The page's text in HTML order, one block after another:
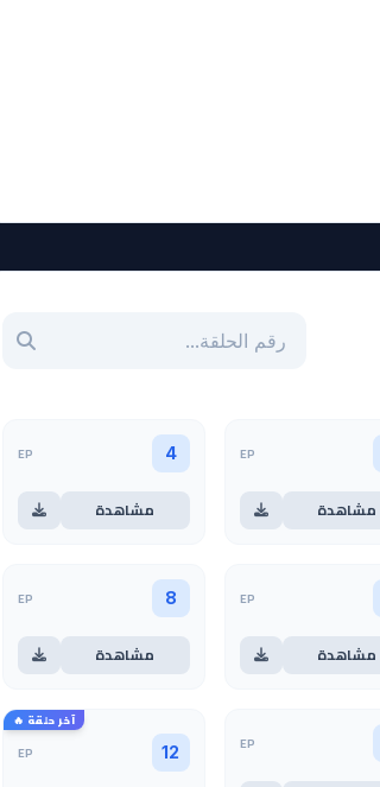
بحث عن حلقة بالرقم
EP
مشاهدة
4
EP
مشاهدة
EP
مشاهدة
8
EP
مشاهدة
EP
آخر حلقة 🔥
12
EP